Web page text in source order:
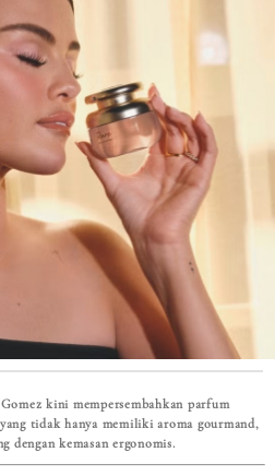
kini mempersembahkan parfum
tidak hanya memiliki aroma gourmand,
dengan kemasan ergonomis.